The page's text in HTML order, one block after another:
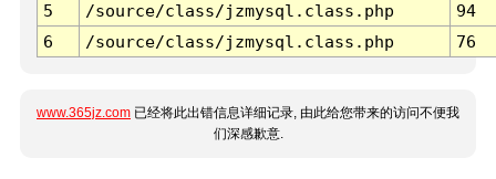
5
/source/class/jzmysql.class.php
94
6
/source/class/jzmysql.class.php 76
www.365jz.com 已经将此出错信息详细记录, 由此给您带来的访问不便我
们深感歉意.